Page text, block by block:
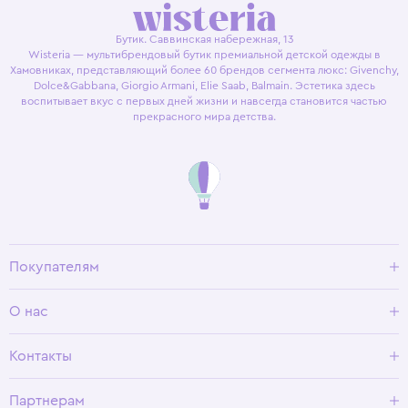
Бутик. Саввинская набережная, 13
Wisteria — мультибрендовый бутик премиальной детской одежды в
Хамовниках, представляющий более 60 брендов сегмента люкс: Givenchy,
Dolce&Gabbana, Giorgio Armani, Elie Saab, Balmain. Эстетика здесь
воспитывает вкус с первых дней жизни и навсегда становится частью
прекрасного мира детства.
Покупателям
Условия возврата
О нас
Программа лояльности
Контакты
Партнерам